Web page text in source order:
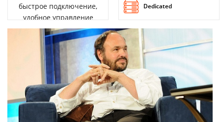
быстрое подключение,
удобное управление
Dedicated